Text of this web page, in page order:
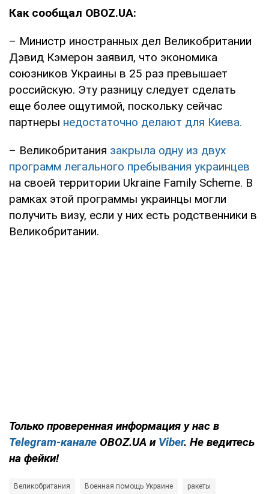
Как сообщал OBOZ.UA:
– Министр иностранных дел Великобритании
Дэвид Кэмерон заявил, что экономика
союзников Украины в 25 раз превышает
российскую. Эту разницу следует сделать
еще более ощутимой, поскольку сейчас
партнеры недостаточно делают для Киева.
– Великобритания закрыла одну из двух
программ легального пребывания украинцев
на своей территории Ukraine Family Scheme. В
рамках этой программы украинцы могли
получить визу, если у них есть родственники в
Великобритании.
Только проверенная информация у нас в
Telegram-канале OBOZ.UA и Viber. Не ведитесь
на фейки!
Великобритания Военная помощь Украине ракеты